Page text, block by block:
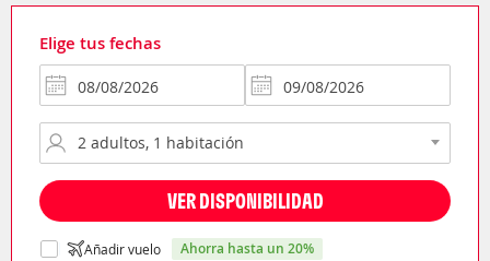
Elige tus fechas
VER DISPONIBILIDAD
Añadir vuelo ahorra hasta un 20%